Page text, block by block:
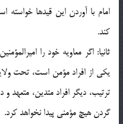
امام با آوردن اين قيدها خواسته
كند.
ثانيا: اگر معاويه خود را
يكى از افراد مؤمن است، تحت
ترتيب، ديگر افراد متدين،
گردن هيچ مؤمنى پيدا نخواهد كرد.